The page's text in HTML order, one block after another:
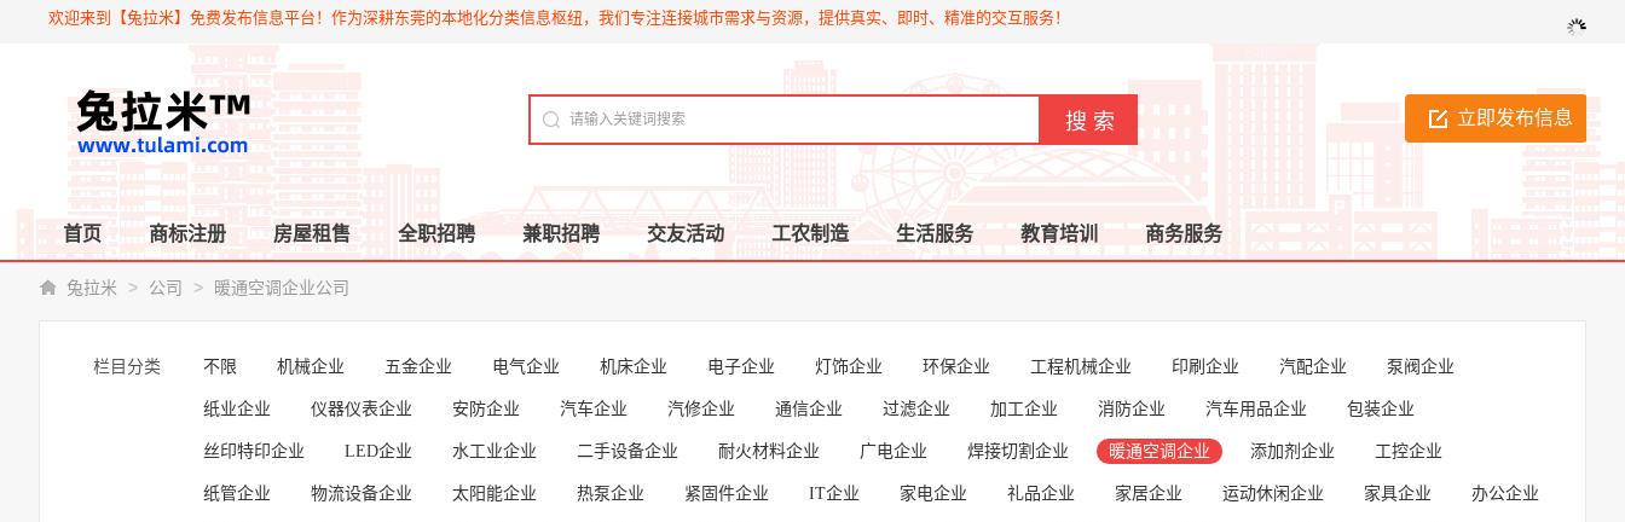
欢迎来到【兔拉米】免费发布信息平台！作为深耕东莞的本地化分类信息枢纽，我们专注连接城市需求与资源，提供真实、即时、精准的交互服务！
立即发布信息
首页 商标注册 房屋租售 全职招聘 兼职招聘 交友活动 工农制造 生活服务 教育培训 商务服务
兔拉米 > 公司 > 暖通空调企业公司
栏目分类 不限 机械企业 五金企业 电气企业 机床企业 电子企业 灯饰企业 环保企业 工程机械企业 印刷企业 汽配企业 泵阀企业
纸业企业 仪器仪表企业 安防企业 汽车企业 汽修企业 通信企业 过滤企业 加工企业 消防企业 汽车用品企业 包装企业
丝印特印企业 LED企业 水工业企业 二手设备企业 耐火材料企业 广电企业 焊接切割企业 暖通空调企业 添加剂企业 工控企业
纸管企业 物流设备企业 太阳能企业 热泵企业 紧固件企业 IT企业 家电企业 礼品企业 家居企业 运动休闲企业 家具企业 办公企业